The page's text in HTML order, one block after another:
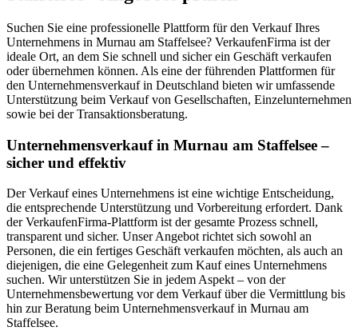
Suchen Sie eine professionelle Plattform für den Verkauf Ihres
Unternehmens in Murnau am Staffelsee? VerkaufenFirma ist der
ideale Ort, an dem Sie schnell und sicher ein Geschäft verkaufen
oder übernehmen können. Als eine der führenden Plattformen für
den Unternehmensverkauf in Deutschland bieten wir umfassende
Unterstützung beim Verkauf von Gesellschaften, Einzelunternehmen
sowie bei der Transaktionsberatung.
Unternehmensverkauf in Murnau am Staffelsee –
sicher und effektiv
Der Verkauf eines Unternehmens ist eine wichtige Entscheidung,
die entsprechende Unterstützung und Vorbereitung erfordert. Dank
der VerkaufenFirma-Plattform ist der gesamte Prozess schnell,
transparent und sicher. Unser Angebot richtet sich sowohl an
Personen, die ein fertiges Geschäft verkaufen möchten, als auch an
diejenigen, die eine Gelegenheit zum Kauf eines Unternehmens
suchen. Wir unterstützen Sie in jedem Aspekt – von der
Unternehmensbewertung vor dem Verkauf über die Vermittlung bis
hin zur Beratung beim Unternehmensverkauf in Murnau am
Staffelsee.